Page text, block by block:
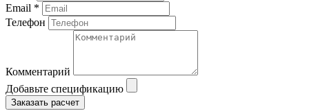
Email *
Телефон
Комментарий
Добавьте спецификацию
Заказать расчет